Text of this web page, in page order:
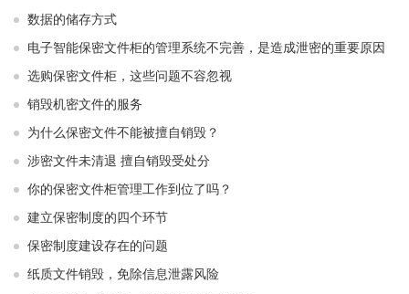
数据的储存方式
电子智能保密文件柜的管理系统不完善，是造成泄密的重要原因
选购保密文件柜，这些问题不容忽视
销毁机密文件的服务
为什么保密文件不能被擅自销毁？
涉密文件未清退 擅自销毁受处分
你的保密文件柜管理工作到位了吗？
建立保密制度的四个环节
保密制度建设存在的问题
纸质文件销毁，免除信息泄露风险